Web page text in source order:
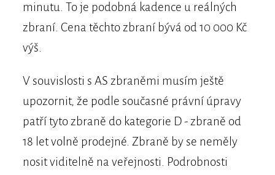
minutu. To je podobná kadence u reálných
zbraní. Cena těchto zbraní bývá od 10 000 Kč
výš.
V souvislosti s AS zbraněmi musím ještě
upozornit, že podle současné právní úpravy
patří tyto zbraně do kategorie D - zbraně od
18 let volně prodejné. Zbraně by se neměly
nosit viditelně na veřejnosti. Podrobnosti